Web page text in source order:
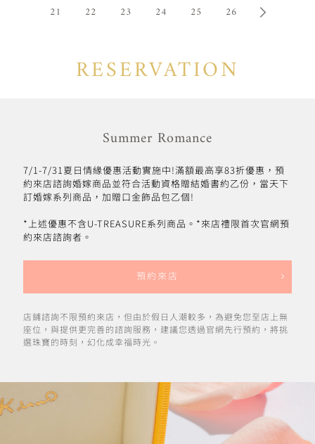
21
22 23 24 25 26
RESERVATION
Summer Romance
7/1-7/31夏日情緣優惠活動實施中!滿額最高享83折優惠，預
約來店諮詢婚嫁商品並符合活動資格贈結婚書約乙份，當天下
訂婚嫁系列商品，加贈口金飾品包乙個!
*上述優惠不含U-TREASURE系列商品。*來店禮限首次官網預
約來店諮詢者。
預約來店
店鋪諮詢不限預約來店，但由於假日人潮較多，為避免您至店上無
座位，與提供更完善的諮詢服務，建議您透過官網先行預約，將挑
選珠寶的時刻，幻化成幸福時光。